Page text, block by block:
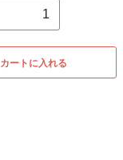
カートに入れる